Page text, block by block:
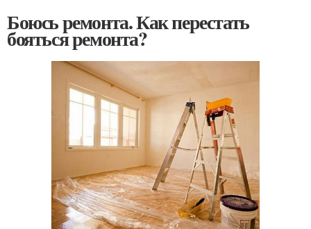
Боюсь ремонта. Как перестать
бояться ремонта?